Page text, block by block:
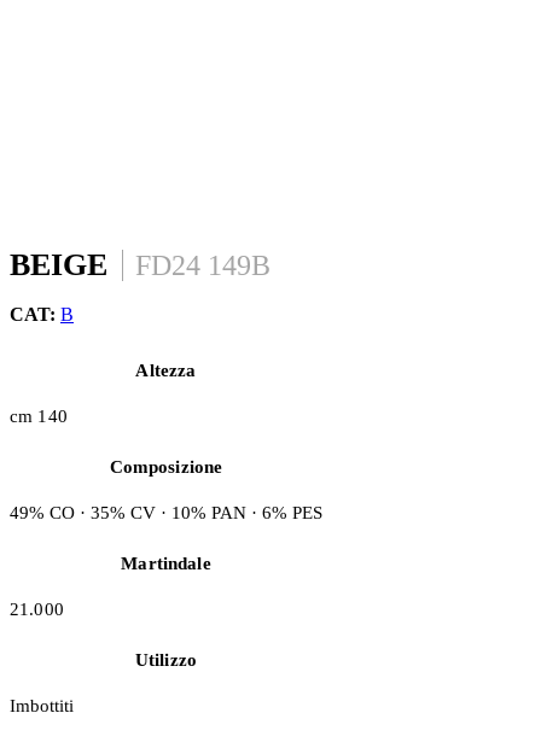
BEIGE FD24 149B
CAT: B
Altezza
cm 140
Composizione
49% CO · 35% CV · 10% PAN · 6% PES
Martindale
21.000
Utilizzo
Imbottiti